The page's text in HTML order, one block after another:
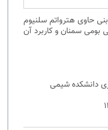
حاوی هترواتم سلنیوم
سمنان و کاربرد آن
دانشکده شیمی